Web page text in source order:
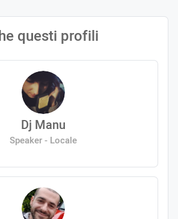
questi profili
Dj Manu
Speaker - Locale